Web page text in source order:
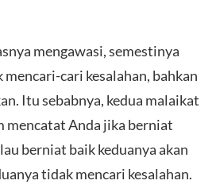
mengawasi, semestinya
cari kesalahan, bahkan
Itu sebabnya, kedua malaikat
mencatat Anda jika berniat
berniat baik keduanya akan
tidak mencari kesalahan.